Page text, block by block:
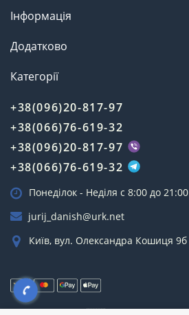
Інформація
Додатково
Категорії
+38(096)20-817-97
+38(066)76-619-32
+38(096)20-817-97
+38(066)76-619-32
Понеділок - Неділя c 8:00 до 21:00
jurij_danish@urk.net
Київ, вул. Олександра Кошиця 9б